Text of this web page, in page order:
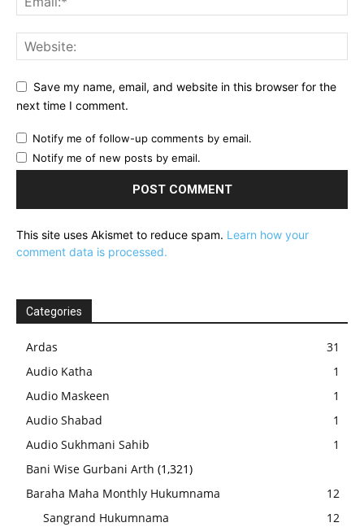
Save my name, email, and website in this browser for the
next time I comment.
Notify me of follow-up comments by email.
Notify me of new posts by email.
This site uses Akismet to reduce spam. Learn how your
comment data is processed.
Categories
Ardas
31
Audio Katha
1
Audio Maskeen
1
Audio Shabad
1
Audio Sukhmani Sahib
1
Bani Wise Gurbani Arth (1,321)
Baraha Maha Monthly Hukumnama
12
Sangrand Hukumnama
12